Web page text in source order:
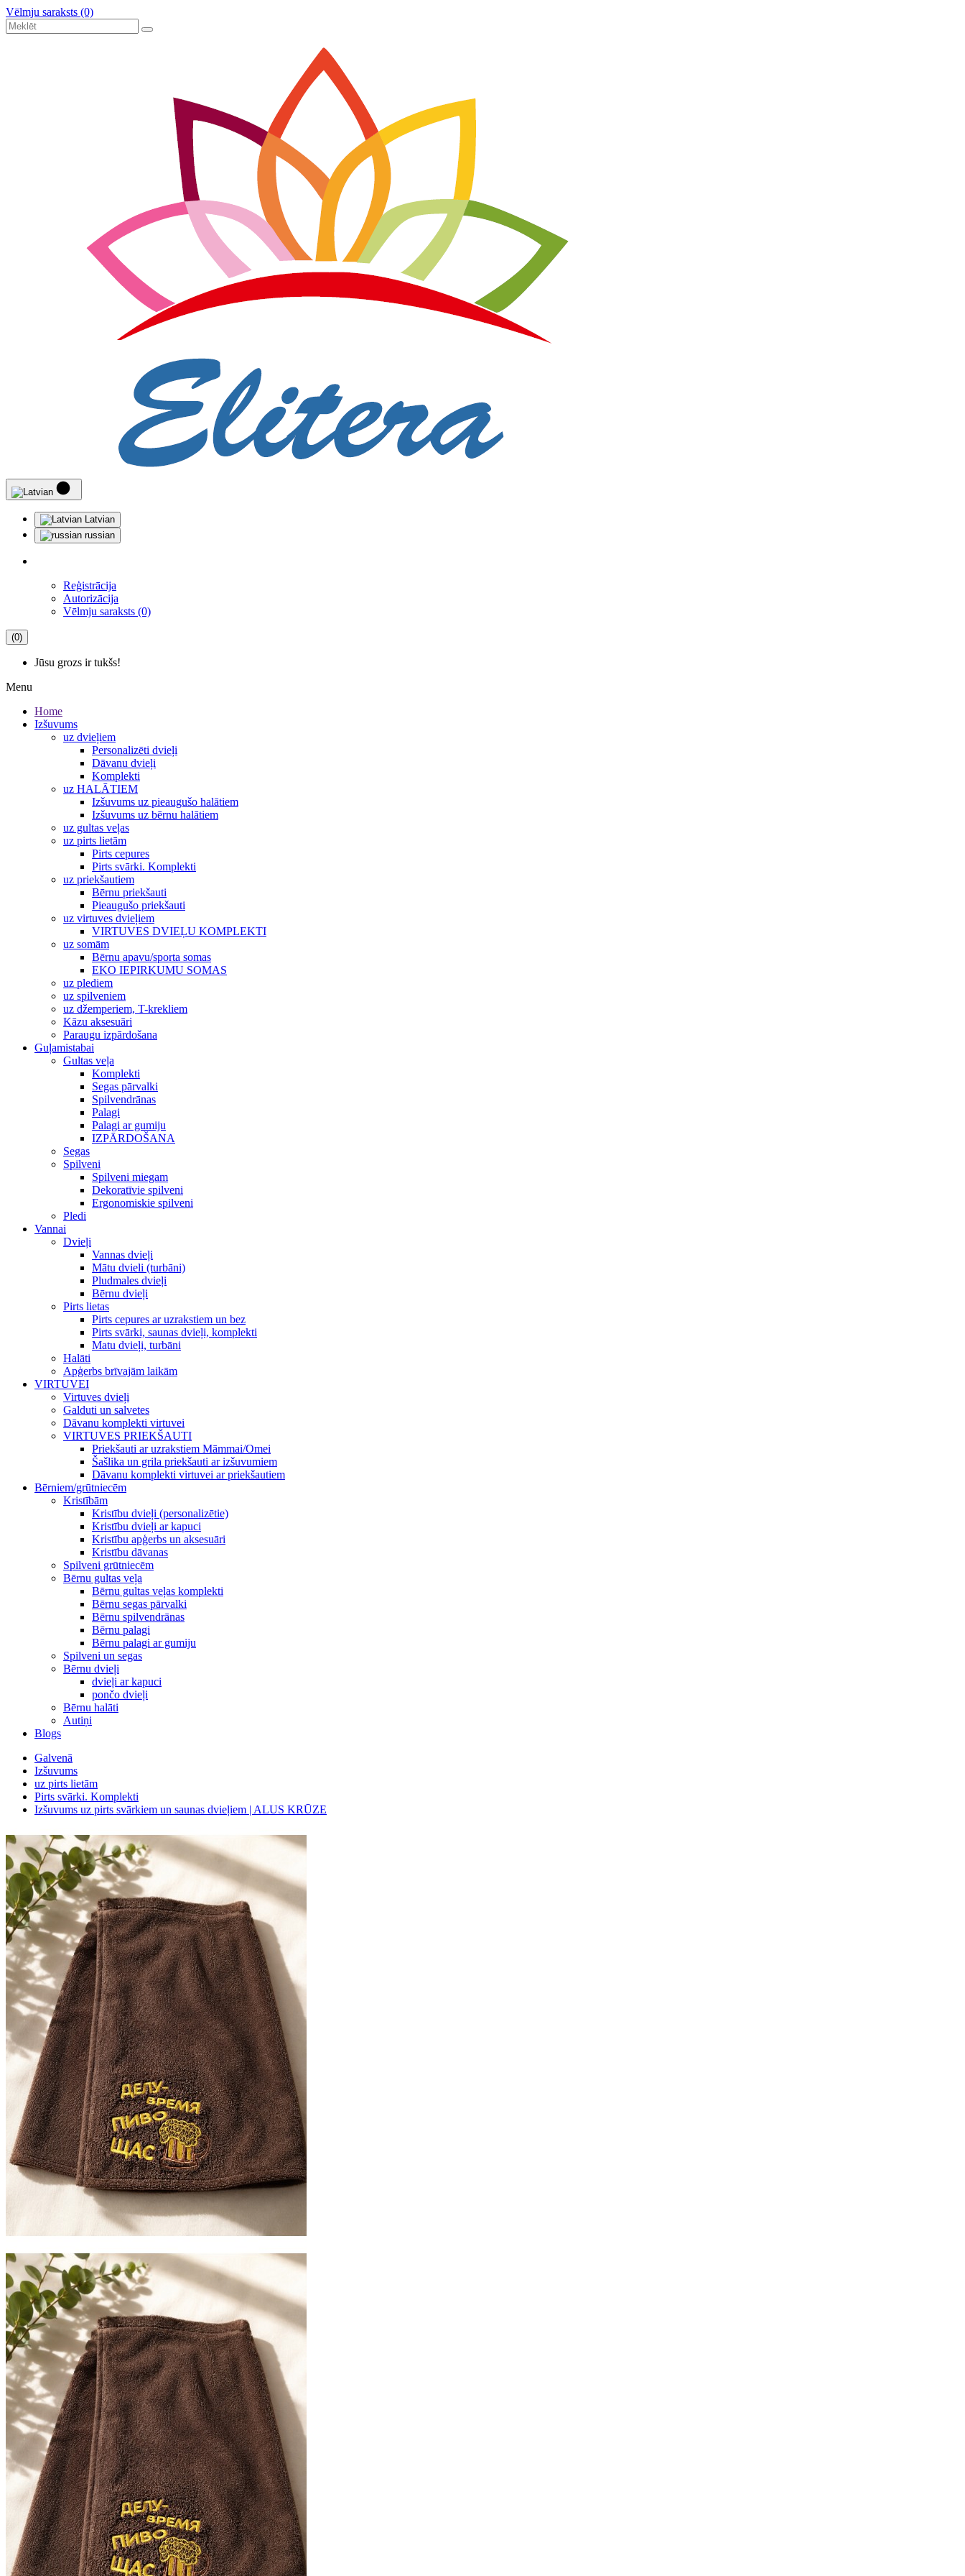
Vēlmju saraksts (0)
Latvian
russian
Reģistrācija
Autorizācija
Vēlmju saraksts (0)
(0)
Jūsu grozs ir tukšs!
Menu
Home
Izšuvums
uz dvieļiem
Personalizēti dvieļi
Dāvanu dvieļi
Komplekti
uz HALĀTIEM
Izšuvums uz pieaugušo halātiem
Izšuvums uz bērnu halātiem
uz gultas veļas
uz pirts lietām
Pirts cepures
Pirts svārki. Komplekti
uz priekšautiem
Bērnu priekšauti
Pieaugušo priekšauti
uz virtuves dvieļiem
VIRTUVES DVIEĻU KOMPLEKTI
uz somām
Bērnu apavu/sporta somas
EKO IEPIRKUMU SOMAS
uz plediem
uz spilveniem
uz džemperiem, T-krekliem
Kāzu aksesuāri
Paraugu izpārdošana
Guļamistabai
Gultas veļa
Komplekti
Segas pārvalki
Spilvendrānas
Palagi
Palagi ar gumiju
IZPĀRDOŠANA
Segas
Spilveni
Spilveni miegam
Dekoratīvie spilveni
Ergonomiskie spilveni
Pledi
Vannai
Dvieļi
Vannas dvieļi
Mātu dvieli (turbāni)
Pludmales dvieļi
Bērnu dvieļi
Pirts lietas
Pirts cepures ar uzrakstiem un bez
Pirts svārki, saunas dvieļi, komplekti
Matu dvieļi, turbāni
Halāti
Apģerbs brīvajām laikām
VIRTUVEI
Virtuves dvieļi
Galduti un salvetes
Dāvanu komplekti virtuvei
VIRTUVES PRIEKŠAUTI
Priekšauti ar uzrakstiem Māmmai/Omei
Šašlika un grila priekšauti ar izšuvumiem
Dāvanu komplekti virtuvei ar priekšautiem
Bērniem/grūtniecēm
Kristībām
Kristību dvieļi (personalizētie)
Kristību dvieļi ar kapuci
Kristību apģerbs un aksesuāri
Kristību dāvanas
Spilveni grūtniecēm
Bērnu gultas veļa
Bērnu gultas veļas komplekti
Bērnu segas pārvalki
Bērnu spilvendrānas
Bērnu palagi
Bērnu palagi ar gumiju
Spilveni un segas
Bērnu dvieļi
dvieļi ar kapuci
pončo dvieļi
Bērnu halāti
Autiņi
Blogs
Galvenā
Izšuvums
uz pirts lietām
Pirts svārki. Komplekti
Izšuvums uz pirts svārkiem un saunas dvieļiem | ALUS KRŪZE